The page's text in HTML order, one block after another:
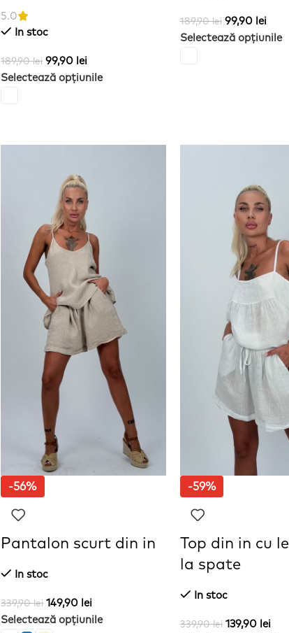
5.0
In stoc
189,90lei 99,90 lei
Selectează opțiunile
189,90lei 99,90 lei
Selectează opțiunile
-56%
Pantalon scurt din in
In stoc
339,90lei 149,90 lei
Selectează opțiunile
-59%
Top din in cu
la spate
In stoc
339,90lei 139,90 lei